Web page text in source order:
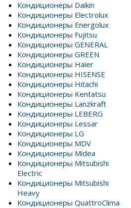
Кондиционеры Daikin
Кондиционеры Electrolux
Кондиционеры Energolux
Кондиционеры Fujitsu
Кондиционеры GENERAL
Кондиционеры GREEN
Кондиционеры Haier
Кондиционеры HISENSE
Кондиционеры Hitachi
Кондиционеры Kentatsu
Кондиционеры Lanzkraft
Кондиционеры LEBERG
Кондиционеры Lessar
Кондиционеры LG
Кондиционеры MDV
Кондиционеры Midea
Кондиционеры Mitsubishi
Electric
Кондиционеры Mitsubishi
Heavy
Кондиционеры QuattroClima